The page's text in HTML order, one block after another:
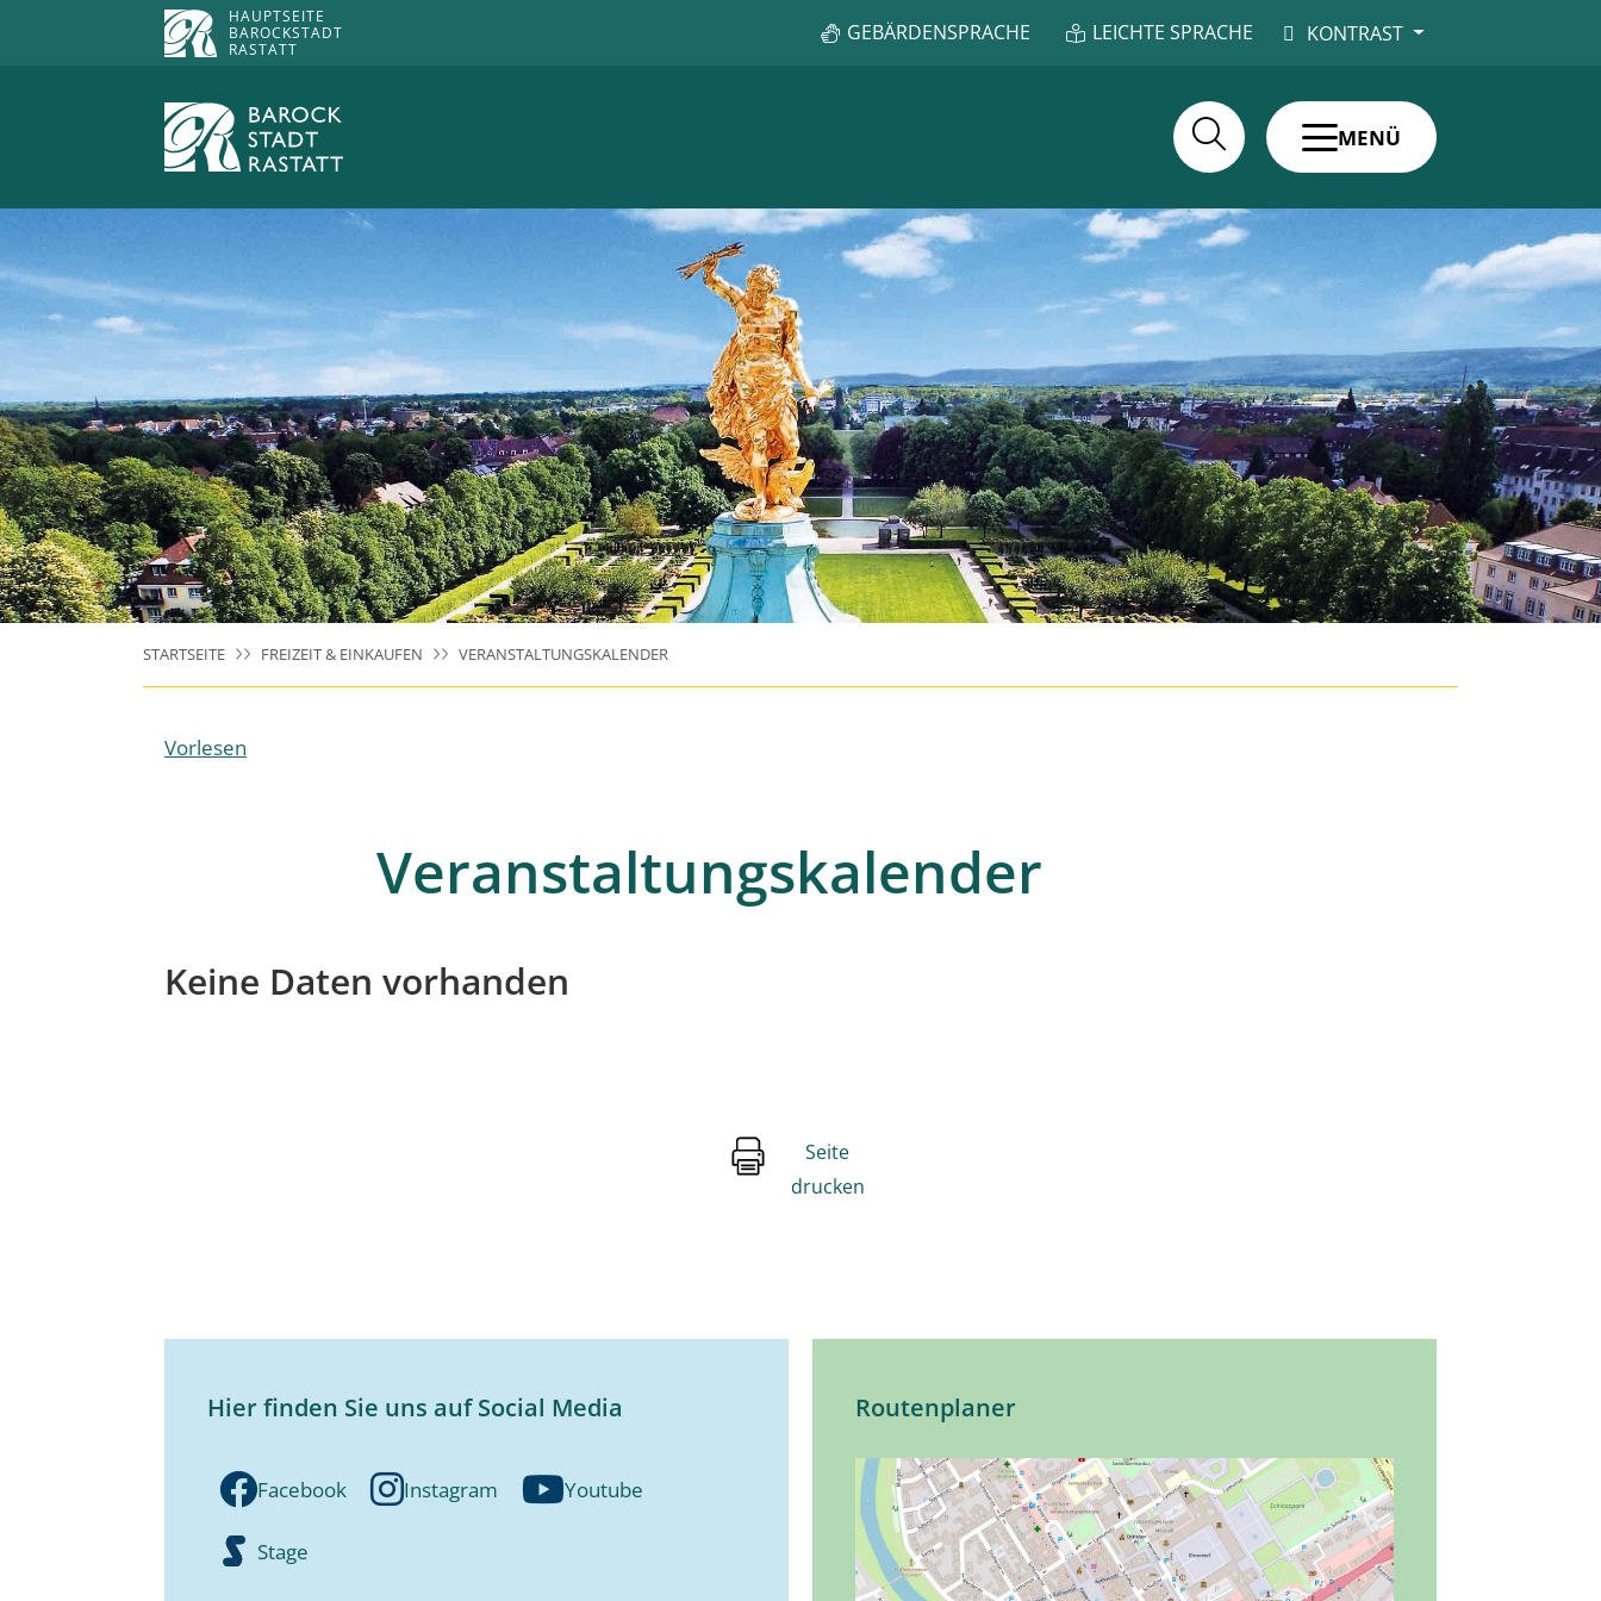
HAUPTSEITE
BAROCKSTADT
RASTATT
GEBÄRDENSPRACHE LEICHTE SPRACHE KONTRAST
MENÜ
STARTSEITE FREIZEIT & EINKAUFEN VERANSTALTUNGSKALENDER
Vorlesen
Veranstaltungskalender
Keine Daten vorhanden
Seite
drucken
Hier finden Sie uns auf Social Media
Facebook Instagram Youtube
Stage
Routenplaner